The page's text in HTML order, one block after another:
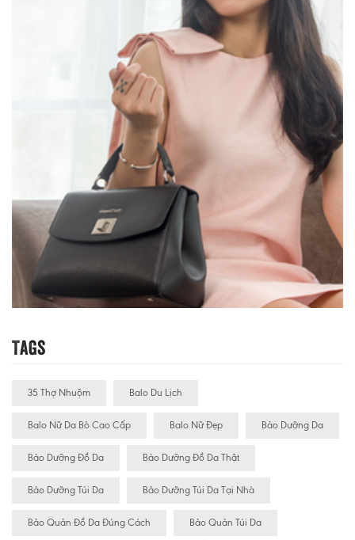
Tags
35 Thợ Nhuộm Balo Du Lịch
Balo Nữ Da Bò Cao Cấp Balo Nữ Đẹp Bảo Dưỡng Da
Bảo Dưỡng Đồ Da Bảo Dưỡng Đồ Da Thật
Bảo Dưỡng Túi Da Bảo Dưỡng Túi Da Tại Nhà
Bảo Quản Đồ Da Đúng Cách Bảo Quản Túi Da